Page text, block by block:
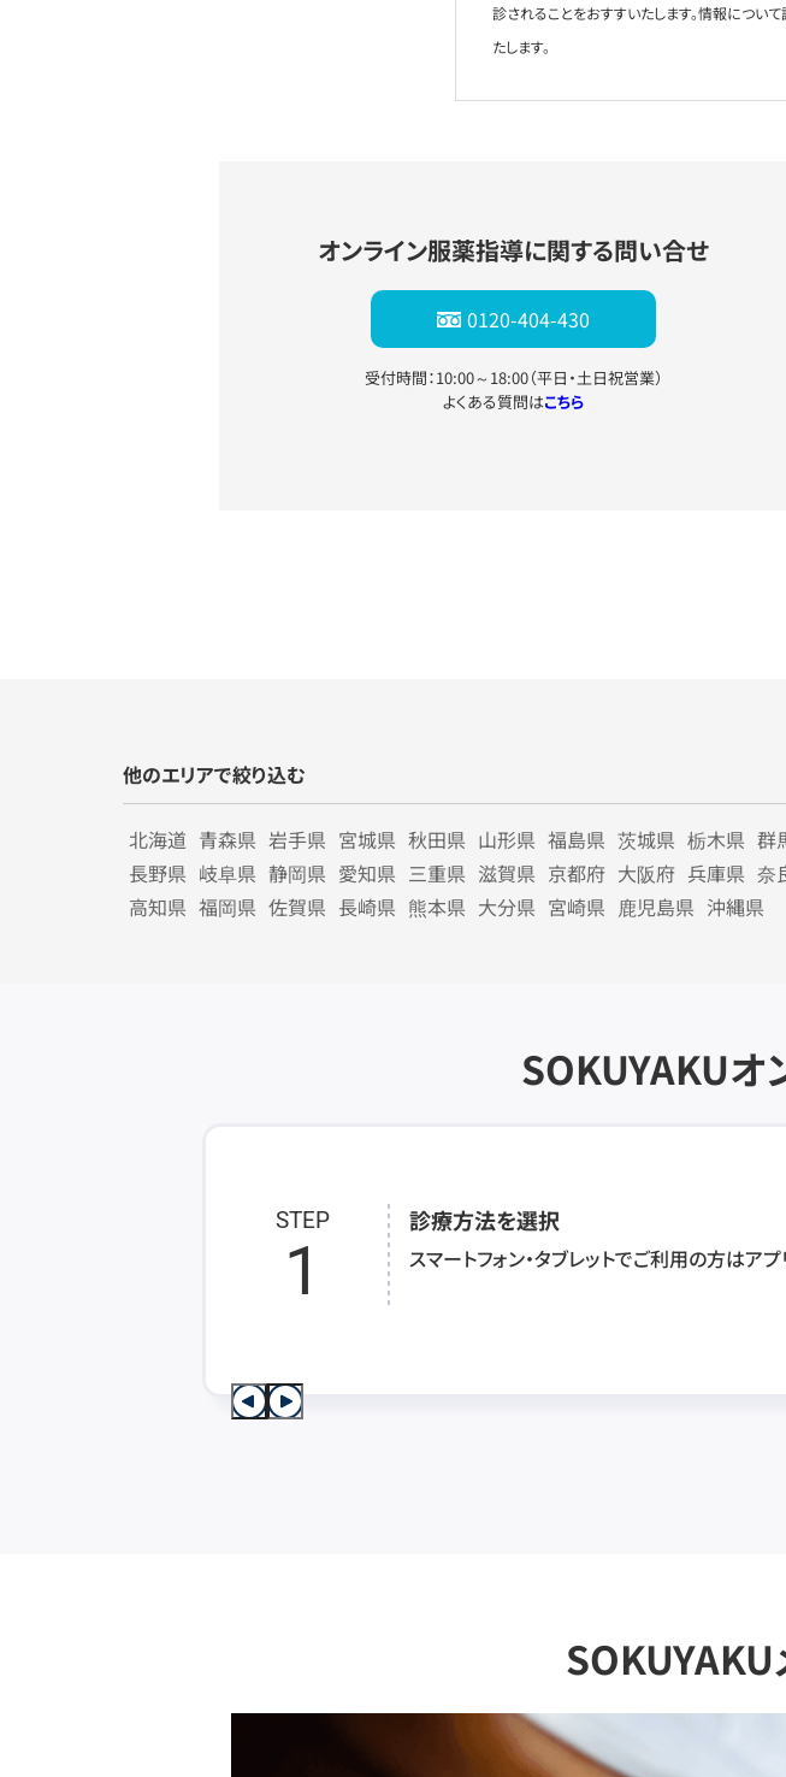
診されることをおすすいたします。情報につい
たします。
オンライン服薬指導に関する問い合せ
0120-404-430
受付時間：10:00～18:00（平日・土日祝営業）
よくある質問はこちら
他のエリアで絞り込む
北海道 青森県 岩手県 宮城県 秋田県 山形県 福島県 茨城県 栃木県 群
長野県 岐阜県 静岡県 愛知県 三重県 滋賀県 京都府 大阪府 兵庫県 奈
高知県 福岡県 佐賀県 長崎県 熊本県 大分県 宮崎県 鹿児島県 沖縄県
SOKUYAKUオ
STEP
1
診療方法を選択
スマートフォン・タブレットでご利用の方はア
SOKUYAKU